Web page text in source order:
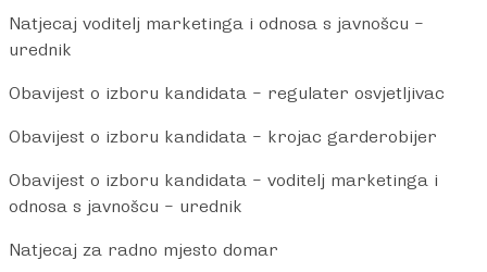
Natjecaj voditelj marketinga i odnosa s javnošcu –
urednik
Obavijest o izboru kandidata – regulater osvjetljivac
Obavijest o izboru kandidata – krojac garderobijer
Obavijest o izboru kandidata – voditelj marketinga i
odnosa s javnošcu – urednik
Natjecaj za radno mjesto domar